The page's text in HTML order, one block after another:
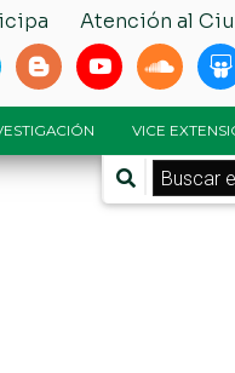
Atención al
VICE